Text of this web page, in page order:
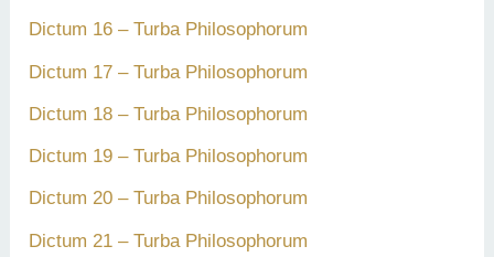
Dictum 16 – Turba Philosophorum
Dictum 17 – Turba Philosophorum
Dictum 18 – Turba Philosophorum
Dictum 19 – Turba Philosophorum
Dictum 20 – Turba Philosophorum
Dictum 21 – Turba Philosophorum